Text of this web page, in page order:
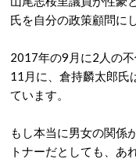
氏を自分の政策顧問に
2017年の9月に2人の
11月に、倉持麟太郎氏
ています。
もし本当に男女の関係
トナーだとしても、あ